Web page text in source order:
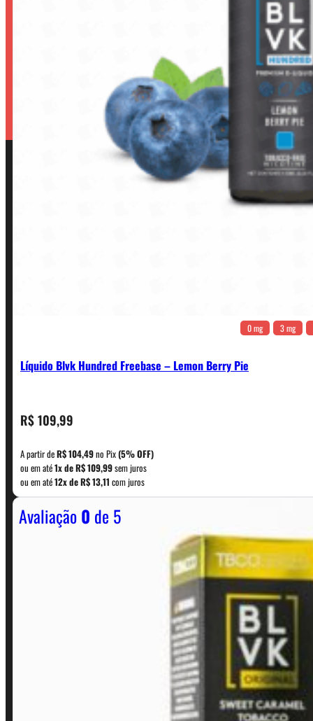
0 mg 3 mg
Líquido Blvk Hundred Freebase – Lemon Berry Pie
R$109,99
A partir deR$104,49no Pix(5% OFF)
ou em até1x deR$109,99sem juros
ou em até12x deR$13,11 com juros
Avaliação0 de 5
CONTATO
WhatsApp: (11) 5229-0120
Horário: Política de Horario e Fretes